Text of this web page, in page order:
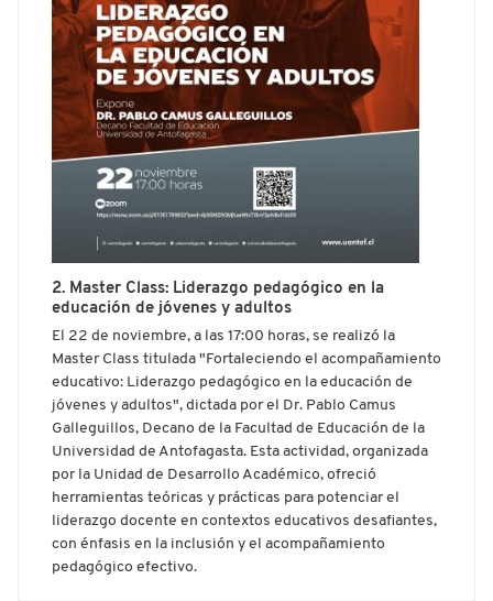
2. Master Class: Liderazgo pedagógico en la
educación de jóvenes y adultos
El 22 de noviembre, a las 17:00 horas, se realizó la
Master Class titulada "Fortaleciendo el acompañamiento
educativo: Liderazgo pedagógico en la educación de
jóvenes y adultos", dictada por el Dr. Pablo Camus
Galleguillos, Decano de la Facultad de Educación de la
Universidad de Antofagasta. Esta actividad, organizada
por la Unidad de Desarrollo Académico, ofreció
herramientas teóricas y prácticas para potenciar el
liderazgo docente en contextos educativos desafiantes,
con énfasis en la inclusión y el acompañamiento
pedagógico efectivo.